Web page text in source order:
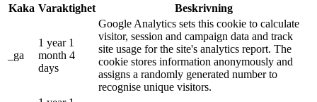
Kaka Varaktighet Beskrivning
_ga
1 year 1
month 4
days
Google Analytics sets this cookie to calculate
visitor, session and campaign data and track
site usage for the site's analytics report. The
cookie stores information anonymously and
assigns a randomly generated number to
recognise unique visitors.